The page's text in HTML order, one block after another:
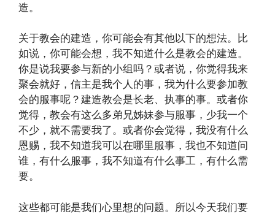
造。
关于教会的建造，你可能会有其他以下的想法。比
如说，你可能会想，我不知道什么是教会的建造。
你是说我要参与新的小组吗？或者说，你觉得我来
聚会就好，信主是我个人的事，我为什么要参加教
会的服事呢？建造教会是长老、执事的事。或者你
觉得，教会有这么多弟兄姊妹参与服事，少我一个
不少，就不需要我了。或者你会觉得，我没有什么
恩赐，我不知道我可以在哪里服事，我也不知道问
谁，有什么服事，我不知道有什么事工，有什么需
要。
这些都可能是我们心里想的问题。所以今天我们要